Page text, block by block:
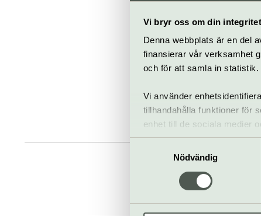
Vi bryr oss om din integritet
Denna webbplats är en del
finansierar vår verksamhet
och för att samla in
Vi använder
tillhandahålla funktioner för
enhet till de sociala medier
informationen med annan
Samtyckesval
Nödvändig